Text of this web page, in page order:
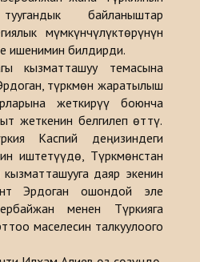
байланыштар
мүмкүнчүлүктөрүнүн
ишенимин билдирди.
кызматташуу темасына
түркмөн жаратылыш
жеткирүү боюнча
жеткенин белгилеп өттү.
Каспий деңизиндеги
иштетүүдө, Түркмөнстан
даяр экенин
Эрдоган ошондой эле
менен Түркияга
маселесин талкуулоого